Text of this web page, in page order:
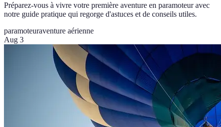
Préparez-vous à vivre votre première aventure en paramoteur avec
notre guide pratique qui regorge d'astuces et de conseils utiles.
paramoteuraventure aérienne
Aug 3